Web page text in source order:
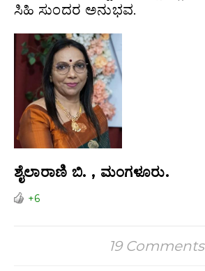
ಸಿಹಿ ಸುಂದರ ಅನುಭವ.
ಶೈಲಾರಾಣಿ ಬಿ. , ಮಂಗಳೂರು.
+6
19 Comments